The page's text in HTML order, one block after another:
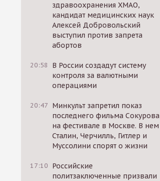
здравоохранения ХМАО,
кандидат медицинских наук
Алексей Добровольский
выступил против запрета
абортов
20:58
В России создадут систему
контроля за валютными
операциями
20:47 Минкульт запретил показ
последнего фильма Сокурова
на фестивале в Москве. В нем
Сталин, Черчилль, Гитлер и
Муссолини спорят о жизни
17:10 Российские
политзаключенные призвали